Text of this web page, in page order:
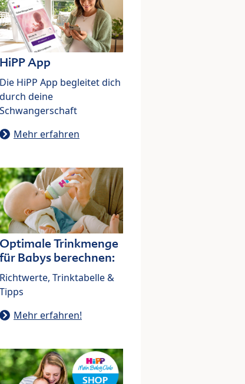
HiPP App
Die HiPP App begleitet dich
durch deine
Schwangerschaft
Mehr erfahren
Optimale Trinkmenge
für Babys berechnen:
Richtwerte, Trinktabelle &
Tipps
Mehr erfahren!